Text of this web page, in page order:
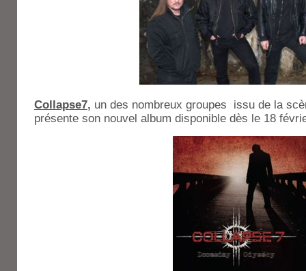
Collapse7, un des nombreux groupes issu de la
présente son nouvel album disponible dès le 18